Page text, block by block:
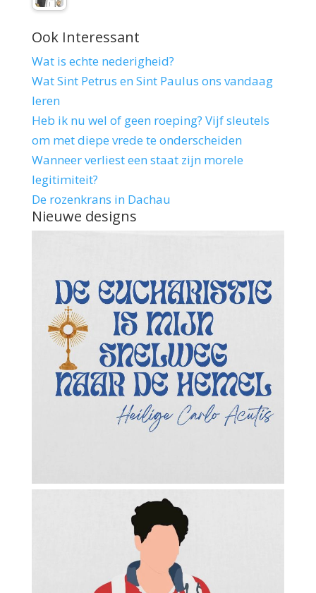
Ook Interessant
Wat is echte nederigheid?
Wat Sint Petrus en Sint Paulus ons vandaag
leren
Heb ik nu wel of geen roeping? Vijf sleutels
om met diepe vrede te onderscheiden
Wanneer verliest een staat zijn morele
legitimiteit?
De rozenkrans in Dachau
Nieuwe designs